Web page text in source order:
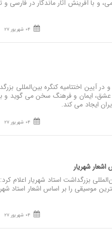
و با آفرینش آثار ماندگار در فارسی و
04 شهریور 27
آیین اختتامیه کنگره بین‌المللی
عشق، ایمان و فرهنگ سخن می گوید و
ایجاد می کند.
04 شهریور 27
بزرگداشت استاد شهریار اعلام
که بهترین موسیقی را بر اساس اشعار استاد
04 شهریور 27